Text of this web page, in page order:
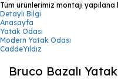
Tüm ürünlerimiz montajı
Detaylı Bilgi
Anasayfa
Yatak Odası
Modern Yatak Odası
CaddeYıldız
Bruco Bazalı Yatak